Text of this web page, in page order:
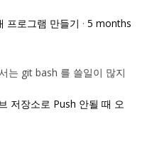
프로그램 만들기 · 5 months
는 git bash 를 쓸일이 많지
저장소로 Push 안될 때 오